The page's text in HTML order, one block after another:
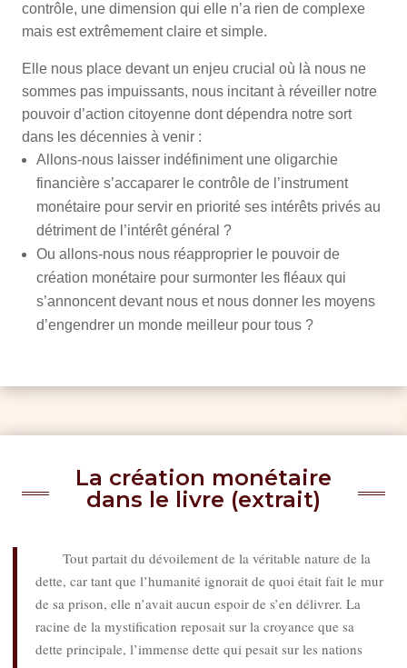
contrôle, une dimension qui elle n’a rien de complexe
mais est extrêmement claire et simple.
Elle nous place devant un enjeu crucial où là nous ne
sommes pas impuissants, nous incitant à réveiller notre
pouvoir d’action citoyenne dont dépendra notre sort
dans les décennies à venir :
Allons-nous laisser indéfiniment une oligarchie
financière s’accaparer le contrôle de l’instrument
monétaire pour servir en priorité ses intérêts privés au
détriment de l’intérêt général ?
Ou allons-nous nous réapproprier le pouvoir de
création monétaire pour surmonter les fléaux qui
s’annoncent devant nous et nous donner les moyens
d’engendrer un monde meilleur pour tous ?
La création monétaire
dans le livre (extrait)
Tout partait du dévoilement de la véritable nature de la
dette, car tant que l’humanité ignorait de quoi était fait le mur
de sa prison, elle n’avait aucun espoir de s’en délivrer. La
racine de la mystification reposait sur la croyance que sa
dette principale, l’immense dette qui pesait sur les nations